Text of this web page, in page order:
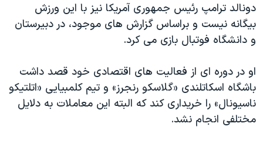
دونالد ترامپ رئیس جمهوری آمریکا نیز با این ورزش
بیگانه نیست و براساس گزارش های موجود، در دبیرستان
و دانشگاه فوتبال بازی می کرد.
او در دوره ای از فعالیت های اقتصادی خود قصد داشت
باشگاه اسکاتلندی «گلاسکو رنجرز» و تیم کلمبیایی «اتلتیکو
ناسیونال» را خریداری کند که البته این معاملات به دلایل
مختلفی انجام نشد.